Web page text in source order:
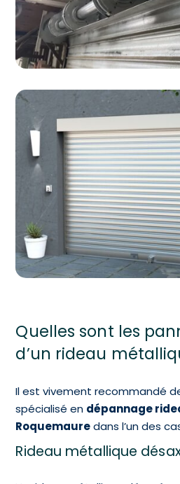
Quelles sont les
d’un rideau
Il est vivement recommandé
spécialisé en dépannage
Roquemauredans l’un des
Rideau métallique